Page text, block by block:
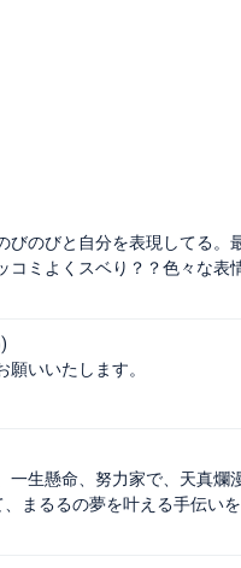
のびと自分を表現してる。
ミよくスベり？？色々な表
いいたします。
生懸命、努力家で、天真爛
、まるるの夢を叶える手伝